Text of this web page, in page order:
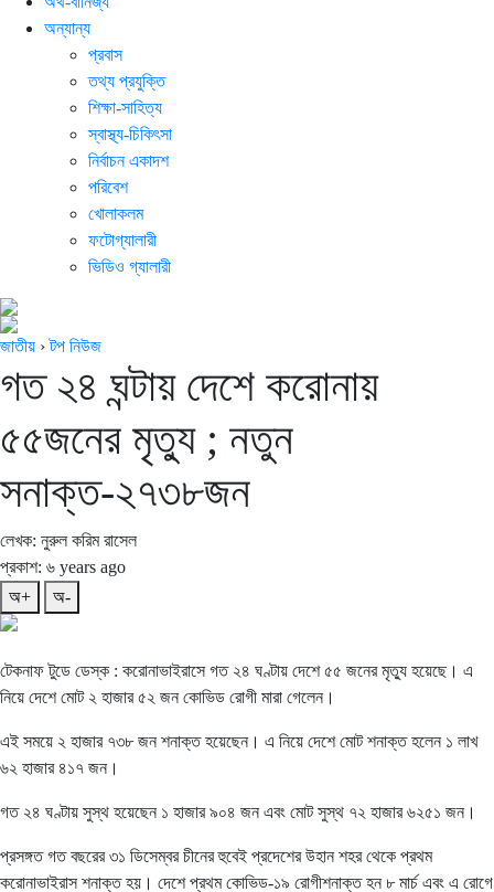
অন্যান্য
প্রবাস
তথ্য প্রযুক্তি
শিক্ষা-সাহিত্য
স্বাস্থ্য-চিকিৎসা
নির্বাচন একাদশ
পরিবেশ
খোলাকলম
ফটোগ্যালারী
ভিডিও গ্যালারী
জাতীয় ›টপ নিউজ
গত ২৪ ঘন্টায় দেশে করোনায়
৫৫জনের মৃত্যু ; নতুন
সনাক্ত-২৭৩৮জন
লেখক: নুরুল করিম রাসেল
প্রকাশ: ৬ years ago
অ+
অ-
টেকনাফ টুডে ডেস্ক : করোনাভাইরাসে গত ২৪ ঘণ্টায় দেশে ৫৫ জনের মৃত্যু হয়েছে। এ
নিয়ে দেশে মোট ২ হাজার ৫২ জন কোভিড রোগী মারা গেলেন।
এই সময়ে ২ হাজার ৭৩৮ জন শনাক্ত হয়েছেন। এ নিয়ে দেশে মোট শনাক্ত হলেন ১ লাখ
৬২ হাজার ৪১৭ জন।
গত ২৪ ঘণ্টায় সুস্থ হয়েছেন ১ হাজার ৯০৪ জন এবং মোট সুস্থ ৭২ হাজার ৬২৫১ জন।
প্রসঙ্গত গত বছরের ৩১ ডিসেম্বর চীনের হুবেই প্রদেশের উহান শহর থেকে প্রথম
করোনাভাইরাস শনাক্ত হয়। দেশে প্রথম কোভিড-১৯ রোগীশনাক্ত হন ৮ মার্চ এবং এ রোগে